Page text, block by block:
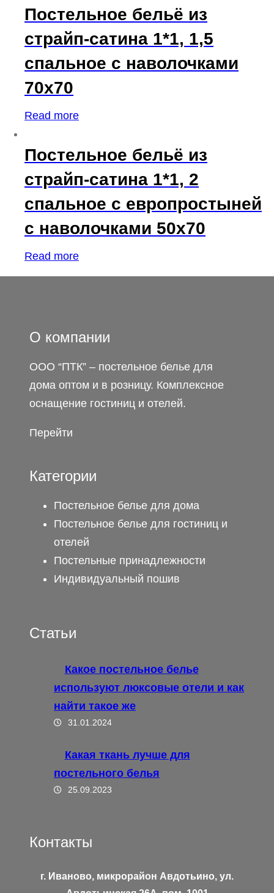
Постельное бельё из
страйп-сатина 1*1, 1,5
спальное с наволочками
70х70
Read more
Постельное бельё из
страйп-сатина 1*1, 2
спальное с европростыней
с наволочками 50х70
Read more
О компании
ООО “ПТК” – постельное белье для
дома оптом и в розницу. Комплексное
оснащение гостиниц и отелей.
Перейти
Категории
Постельное белье для дома
Постельное белье для гостиниц и
отелей
Постельные принадлежности
Индивидуальный пошив
Статьи
Какое постельное белье
используют люксовые отели и как
найти такое же
31.01.2024
Какая ткань лучше для
постельного белья
25.09.2023
Контакты
г. Иваново, микрорайон Авдотьино, ул.